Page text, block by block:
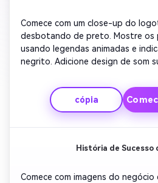
Comece com um close-up do
desbotando de preto. Mostre os
usando legendas animadas e
negrito. Adicione design de som
interagindo com o produto.
fim para criar energia. Conclua
lançamento e ligue para verificar
detalhes.
cópia
História de Sucesso
Comece com imagens do